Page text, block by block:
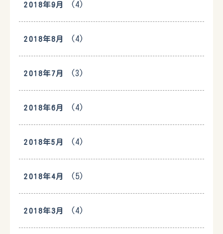
2018年9月 (4)
2018年8月 (4)
2018年7月 (3)
2018年6月 (4)
2018年5月 (4)
2018年4月 (5)
2018年3月 (4)